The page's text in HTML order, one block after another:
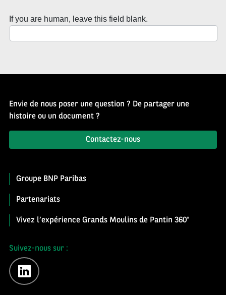
If you are human, leave this field blank.
Envie de nous poser une question ? De partager une
histoire ou un document ?
Contactez-nous
Groupe BNP Paribas
Partenariats
Vivez l’expérience Grands Moulins de Pantin 360°
Suivez-nous sur :
linkedin